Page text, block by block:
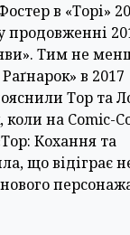
в «Торі»
продовженні
Тим не
в 2017
Тор та
на Comic-
Кохання та
що відіграє